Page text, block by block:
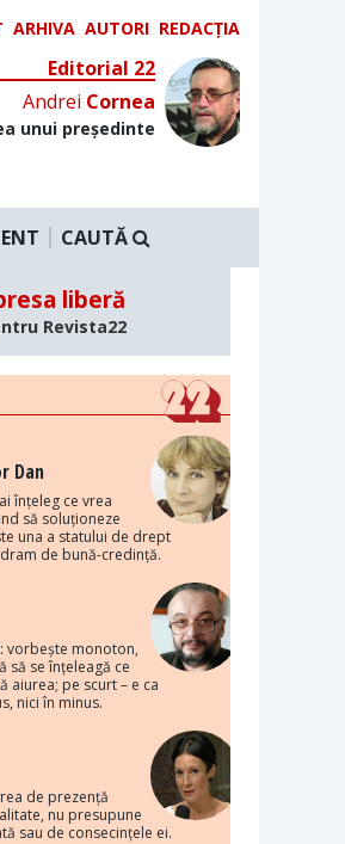
ARHIVA AUTORI REDACȚIA
Editorial 22
Andrei Cornea
unui președinte
CAUTĂ
liberă
Revista22
Dan
înțeleg ce vrea
să soluționeze
una a statului de drept
de bună-credință.
vorbește monoton,
să se înțeleagă ce
aiurea; pe scurt – e ca
nici în minus.
de prezență
nu presupune
sau de consecințele ei.